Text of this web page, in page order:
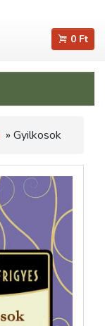
0 Ft
» Gyilkosok